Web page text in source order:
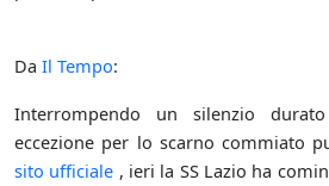
Da Il Tempo:
Interrompendo un silenzio
eccezione per lo scarno commiato
sito ufficiale , ieri la SS Lazio ha